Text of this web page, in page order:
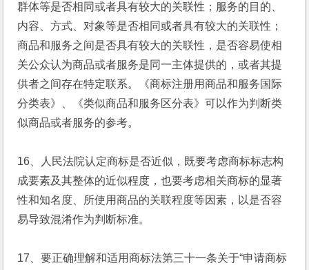
群体等是否相同或者具有较大的关联性；服务的目的、
内容、方式、对象等是否相同或者具有较大的关联性；
商品和服务之间是否具有较大的关联性，是否容易使相
关公众认为商品或者服务是同一主体提供的，或者其提
供者之间存在特定联系。《商标注册用商品和服务国际
分类表》、《类似商品和服务区分表》可以作为判断类
似商品或者服务的参考。
16、人民法院认定商标是否近似，既要考虑商标标志构
成要素及其整体的近似程度，也要考虑相关商标的显著
性和知名度、所使用商品的关联程度等因素，以是否容
易导致混淆作为判断标准。
17、要正确理解和适用商标法第三十一条关于“申请商标